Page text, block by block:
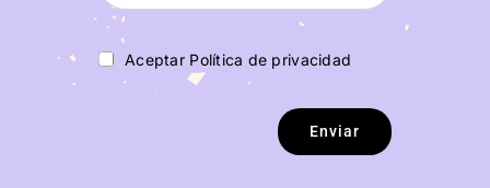
Aceptar Política de privacidad
Enviar